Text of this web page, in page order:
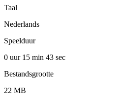
Taal
Nederlands
Speelduur
0 uur 15 min 43 sec
Bestandsgrootte
22 MB